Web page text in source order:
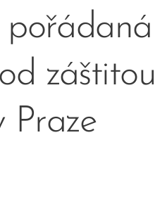
pořádaná
záštitou